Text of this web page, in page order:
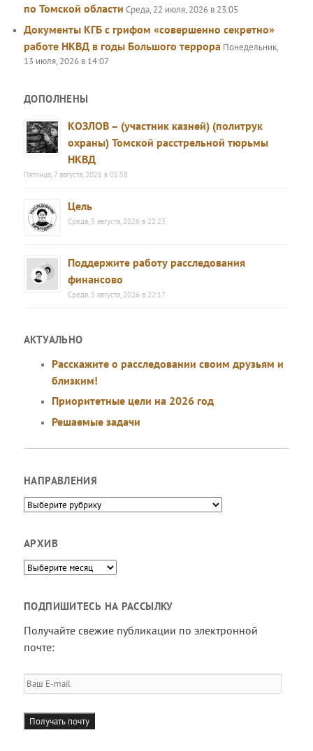
по Томской области Среда, 22 июля, 2026 в 23:05
Документы КГБ с грифом «совершенно секретно»
работе НКВД в годы Большого террора Понедельник,
13 июля, 2026 в 14:07
ДОПОЛНЕНЫ
КОЗЛОВ – (участник казней) (политрук
охраны) Томской расстрельной тюрьмы
НКВД
Пятница, 7 августа, 2026 в 01:58
Цель
Среда, 5 августа, 2026 в 22:23
Поддержите работу расследования
финансово
Среда, 5 августа, 2026 в 22:17
АКТУАЛЬНО
Расскажите о расследовании своим друзьям и
близким!
Приоритетные цели на 2026 год
Решаемые задачи
НАПРАВЛЕНИЯ
Направления
АРХИВ
Архив
ПОДПИШИТЕСЬ НА РАССЫЛКУ
Получайте свежие публикации по электронной
почте:
Ваш
E-
mail
Получать почту